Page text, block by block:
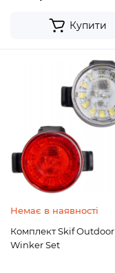
Купити
Немає в наявності
Комплект Skif Outdoor
Winker Set